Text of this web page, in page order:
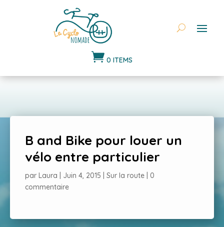
 0 ITEMS
B and Bike pour louer un
vélo entre particulier
par Laura Juin 4, 2015 Sur la route
0
commentaire